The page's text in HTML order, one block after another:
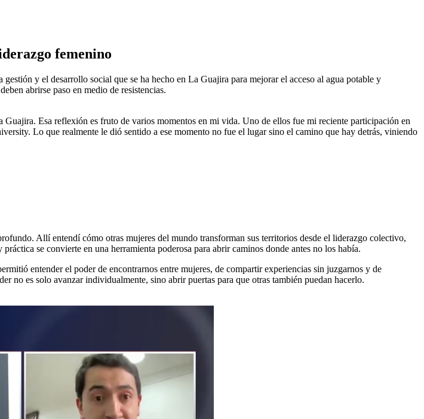
femenino
y el desarrollo social que se ha hecho en La Guajira para mejorar el acceso al agua potable y
abrirse paso en medio de resistencias.
Esa reflexión es fruto de varios momentos en mi vida. Uno de ellos fue mi reciente participación en
Lo que realmente le dió sentido a ese momento no fue el lugar sino el camino que hay detrás, viniendo
Allí entendí cómo otras mujeres del mundo transforman sus territorios desde el liderazgo colectivo,
se convierte en una herramienta poderosa para abrir caminos donde antes no los había.
entender el poder de encontrarnos entre mujeres, de compartir experiencias sin juzgarnos y de
no es solo avanzar individualmente, sino abrir puertas para que otras también puedan hacerlo.